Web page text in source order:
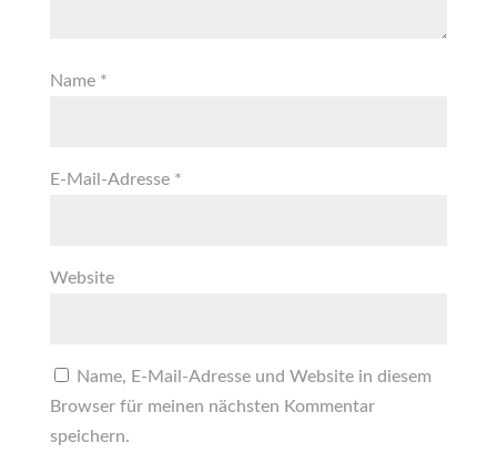
Name *
E-Mail-Adresse *
Website
Name, E-Mail-Adresse und Website in diesem
Browser für meinen nächsten Kommentar
speichern.